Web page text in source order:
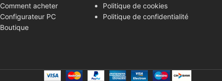
Comment acheter
Configurateur PC
Boutique
Politique de cookies
Politique de confidentialité